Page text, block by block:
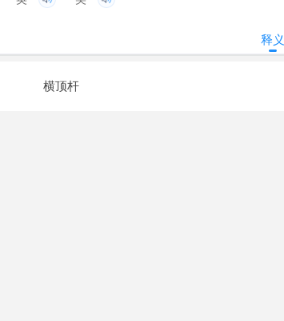
释义
横顶杆